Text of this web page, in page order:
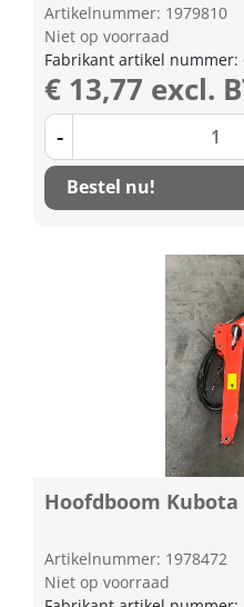
Artikelnummer: 1979810
Niet op voorraad
Fabrikant artikel nummer:
€ 13,77 excl.
-
Bestel nu!
Hoofdboom
Artikelnummer: 1978472
Niet op voorraad